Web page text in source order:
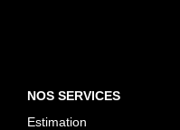
NOS SERVICES
Estimation